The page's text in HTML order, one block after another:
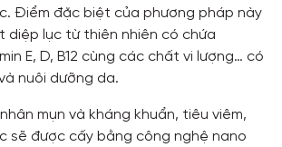
Điểm đặc biệt của phương pháp này
diệp lục từ thiên nhiên có chứa
E, D, B12 cùng các chất vi lượng… có
nuôi dưỡng da.
mụn và kháng khuẩn, tiêu viêm,
sẽ được cấy bằng công nghệ nano